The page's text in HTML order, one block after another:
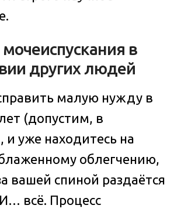
мочеиспускания в
других людей
малую нужду в
(допустим, в
и уже находитесь на
облегчению,
вашей спиной раздаётся
всё. Процесс